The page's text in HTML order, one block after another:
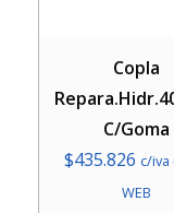
Copla
C/Goma
$435.826 c/iva
WEB